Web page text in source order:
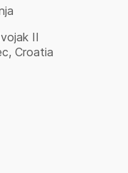
II
Croatia